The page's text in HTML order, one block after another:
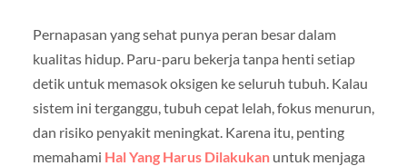
Pernapasan yang sehat punya peran besar dalam
kualitas hidup. Paru-paru bekerja tanpa henti setiap
detik untuk memasok oksigen ke seluruh tubuh. Kalau
sistem ini terganggu, tubuh cepat lelah, fokus menurun,
dan risiko penyakit meningkat. Karena itu, penting
memahami Hal Yang Harus Dilakukanuntuk menjaga